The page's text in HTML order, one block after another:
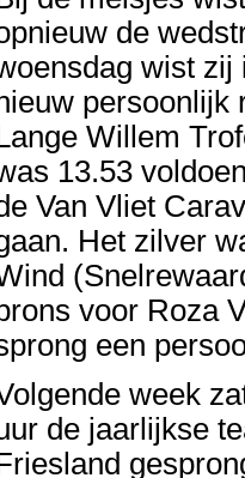
de
wist zij
persoonlijk
Willem
13.53
Van Vliet
Het zilver
voor Roza
een
week
de jaarlijkse